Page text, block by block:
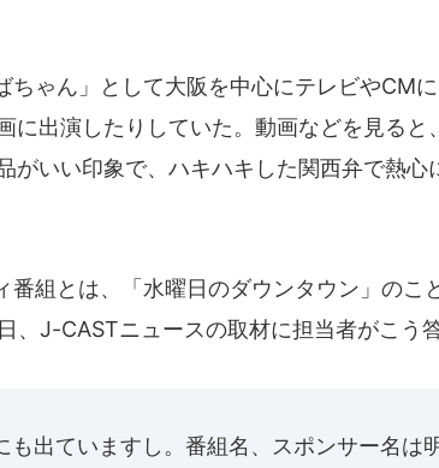
ゃん」として大阪を中心にテレビやCM
に出演したりしていた。動画などを見ると
がいい印象で、ハキハキした関西弁で熱心
組とは、「水曜日のダウンタウン」のこ
、J-CASTニュースの取材に担当者がこう答
も出ていますし。番組名、スポンサー名は